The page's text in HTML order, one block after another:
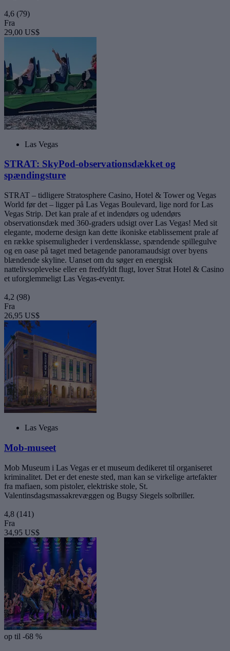
4,6 (79)
Fra
29,00 US$
Las Vegas
STRAT: SkyPod-observationsdækket og
spændingsture
STRAT – tidligere Stratosphere Casino, Hotel & Tower og Vegas
World før det – ligger på Las Vegas Boulevard, lige nord for Las
Vegas Strip. Det kan prale af et indendørs og udendørs
observationsdæk med 360-graders udsigt over Las Vegas! Med sit
elegante, moderne design kan dette ikoniske etablissement prale af
en række spisemuligheder i verdensklasse, spændende spillegulve
og en oase på taget med betagende panoramaudsigt over byens
blændende skyline. Uanset om du søger en energisk
nattelivsoplevelse eller en fredfyldt flugt, lover Strat Hotel & Casino
et uforglemmeligt Las Vegas-eventyr.
4,2 (98)
Fra
26,95 US$
Las Vegas
Mob-museet
Mob Museum i Las Vegas er et museum dedikeret til organiseret
kriminalitet. Det er det eneste sted, man kan se virkelige artefakter
fra mafiaen, som pistoler, elektriske stole, St.
Valentinsdagsmassakrevæggen og Bugsy Siegels solbriller.
4,8 (141)
Fra
34,95 US$
op til -68 %